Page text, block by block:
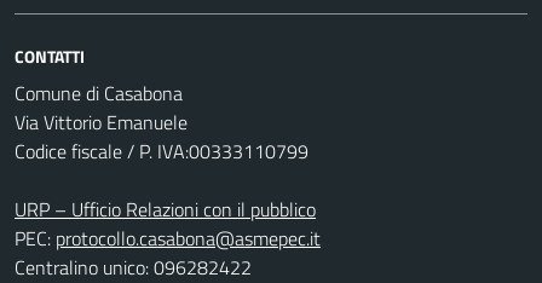
CONTATTI
Comune di Casabona
Via Vittorio Emanuele
Codice fiscale / P. IVA:00333110799
URP – Ufficio Relazioni con il pubblico
PEC: protocollo.casabona@asmepec.it
Centralino unico: 096282422